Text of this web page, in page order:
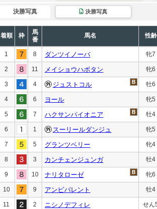
決勝写真 決勝写真
着順 枠
馬
番
馬名 性齢
1 8 ダンツイノーバ 牝7
2 11 メイショウハボタン 牝6
3 4 ジュストコル 牡6
4 6 ヨール 牝5
5 7 ハクサンパイオニア 牡4
6 1 スーリールダンジュ 牝5
7 5 グランツベリー 牝4
8 3 カンチェンジュンガ 牡4
9 10 ナリタローゼ 牝6
10 9 アンビバレント 牡4
11 2 ニシノデフィレ せん